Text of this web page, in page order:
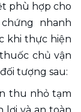
phù hợp cho
nhanh
khi thực hiện
chủ vận
tượng sau:
thu nhỏ tạm